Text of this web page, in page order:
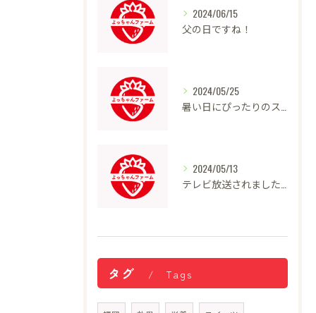
2024/06/15
父の日ですね！
2024/05/25
2024/05/13
タグ Tags